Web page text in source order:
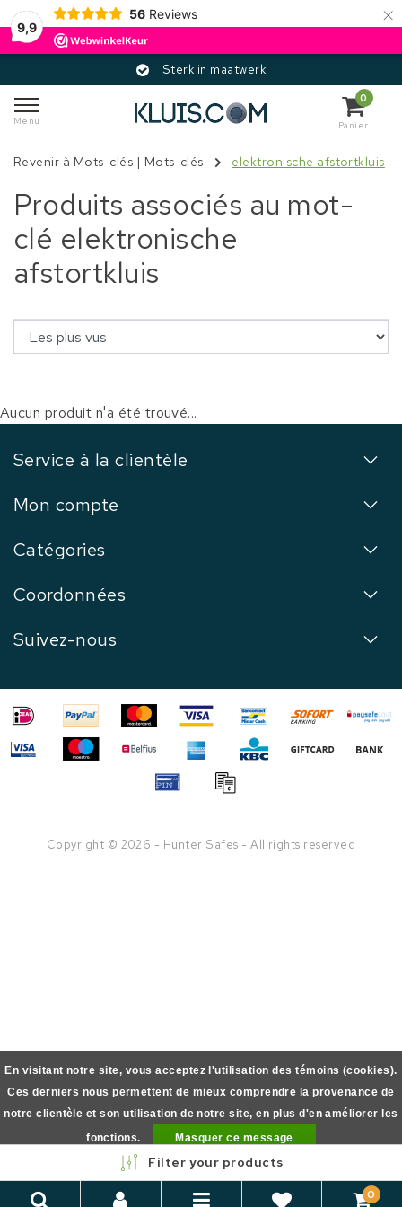
9,9
56 Reviews ×
Sterk in maatwerk
Menu
0
Panier
Revenir à Mots-clés | Mots-clés elektronische afstortkluis
Produits associés au mot-
clé elektronische
afstortkluis
Aucun produit n'a été trouvé...
Service à la clientèle
Mon compte
Catégories
Coordonnées
Suivez-nous
Copyright © 2026 - Hunter Safes - All rights reserved
Filter your products
0
En visitant notre site, vous acceptez l'utilisation des témoins (cookies).
Ces derniers nous permettent de mieux comprendre la provenance de
notre clientèle et son utilisation de notre site, en plus d'en améliorer les
fonctions.
Masquer ce message
En savoir plus sur les témoins (cookies) »